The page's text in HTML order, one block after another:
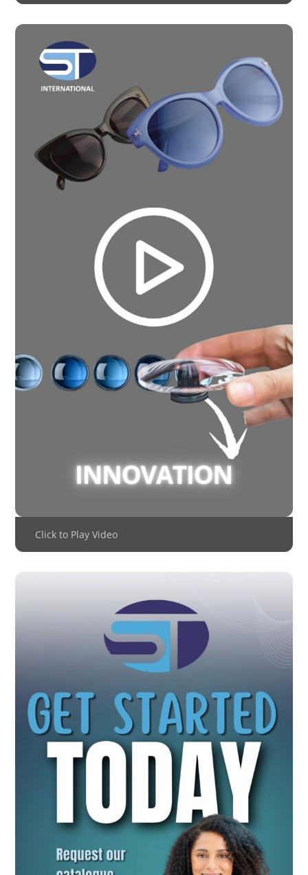
Click to Play Video